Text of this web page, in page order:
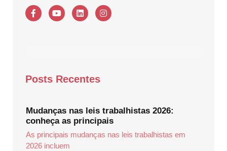
Posts Recentes
Mudanças nas leis trabalhistas 2026:
conheça as principais
As principais mudanças nas leis trabalhistas em
2026 incluem